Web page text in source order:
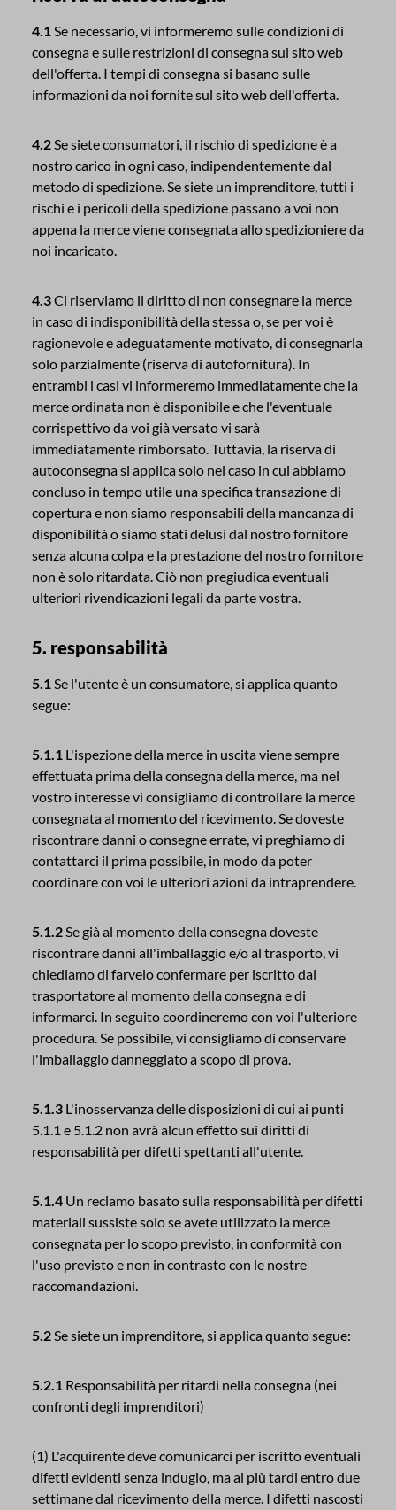
4.1Se necessario, vi informeremo sulle condizioni di
consegna e sulle restrizioni di consegna sul sito web
dell'offerta. I tempi di consegna si basano sulle
informazioni da noi fornite sul sito web dell'offerta.
4.2Se siete consumatori, il rischio di spedizione è a
nostro carico in ogni caso, indipendentemente dal
metodo di spedizione. Se siete un imprenditore, tutti i
rischi e i pericoli della spedizione passano a voi non
appena la merce viene consegnata allo spedizioniere da
noi incaricato.
4.3Ci riserviamo il diritto di non consegnare la merce
in caso di indisponibilità della stessa o, se per voi è
ragionevole e adeguatamente motivato, di consegnarla
solo parzialmente (riserva di autofornitura). In
entrambi i casi vi informeremo immediatamente che la
merce ordinata non è disponibile e che l'eventuale
corrispettivo da voi già versato vi sarà
immediatamente rimborsato. Tuttavia, la riserva di
autoconsegna si applica solo nel caso in cui abbiamo
concluso in tempo utile una specifica transazione di
copertura e non siamo responsabili della mancanza di
disponibilità o siamo stati delusi dal nostro fornitore
senza alcuna colpa e la prestazione del nostro fornitore
non è solo ritardata. Ciò non pregiudica eventuali
ulteriori rivendicazioni legali da parte vostra.
5. responsabilità
5.1Se l'utente è un consumatore, si applica quanto
segue:
5.1.1 L'ispezione della merce in uscita viene sempre
effettuata prima della consegna della merce, ma nel
vostro interesse vi consigliamo di controllare la merce
consegnata al momento del ricevimento. Se doveste
riscontrare danni o consegne errate, vi preghiamo di
contattarci il prima possibile, in modo da poter
coordinare con voi le ulteriori azioni da intraprendere.
5.1.2Se già al momento della consegna doveste
riscontrare danni all'imballaggio e/o al trasporto, vi
chiediamo di farvelo confermare per iscritto dal
trasportatore al momento della consegna e di
informarci. In seguito coordineremo con voi l'ulteriore
procedura. Se possibile, vi consigliamo di conservare
l'imballaggio danneggiato a scopo di prova.
5.1.3 L'inosservanza delle disposizioni di cui ai punti
5.1.1 e 5.1.2 non avrà alcun effetto sui diritti di
responsabilità per difetti spettanti all'utente.
5.1.4 Un reclamo basato sulla responsabilità per difetti
materiali sussiste solo se avete utilizzato la merce
consegnata per lo scopo previsto, in conformità con
l'uso previsto e non in contrasto con le nostre
raccomandazioni.
5.2Se siete un imprenditore, si applica quanto segue:
5.2.1 Responsabilità per ritardi nella consegna (nei
confronti degli imprenditori)
(1) L'acquirente deve comunicarci per iscritto eventuali
difetti evidenti senza indugio, ma al più tardi entro due
settimane dal ricevimento della merce. I difetti nascosti